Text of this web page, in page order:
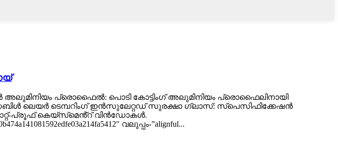
പ്രൊഫൈൽ: പൊടി കോട്ടിംഗ് അലുമിനിയം പ്രൊഫൈലിനായി
ലെയർ ടെമ്പറിംഗ് ഇൻസുലേറ്റഡ് സുരക്ഷാ ഗ്ലാസ്: സ്പെസിഫിക്കേഷൻ
പ്രൂഫ് കെയ്‌സ്‌മെൻ്റ് വിൻഡോകൾ.
വലുപ്പം-”alignful...